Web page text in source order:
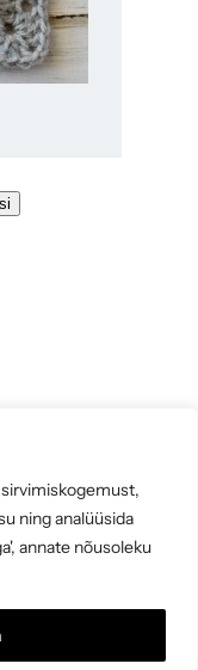
ning analüüsida
annate nõusoleku